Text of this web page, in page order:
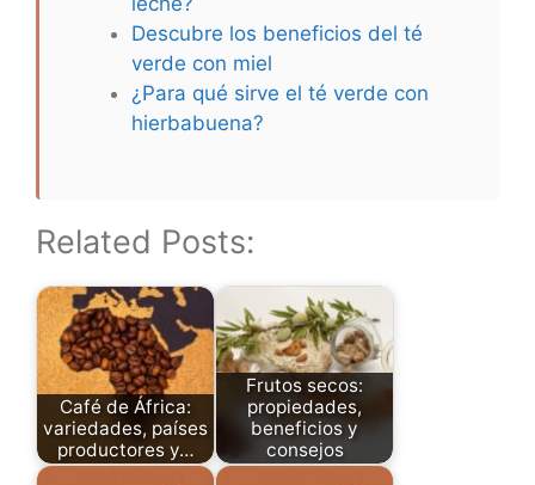
Descubre los beneficios del té
verde con miel
¿Para qué sirve el té verde con
hierbabuena?
Related Posts:
Café de África:
variedades, países
productores y…
Frutos secos:
propiedades,
beneficios y
consejos